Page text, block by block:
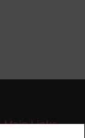
Main Links